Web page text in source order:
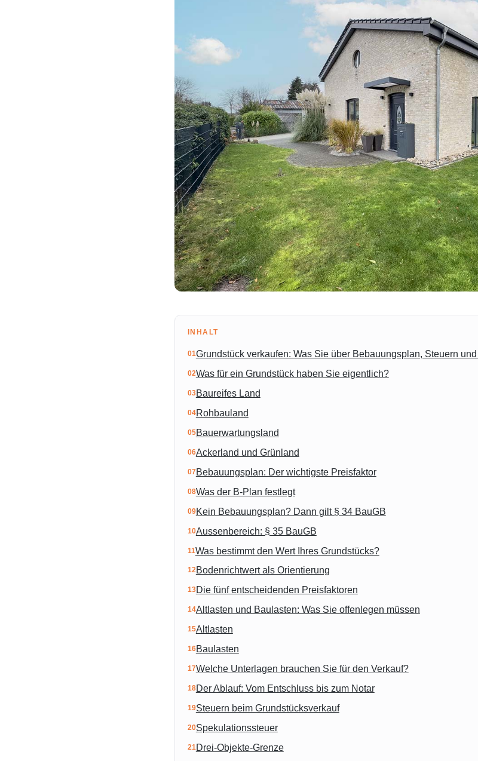
INHALT
Grundstück verkaufen: Was Sie über Bebauungsplan, Steuern
Was für ein Grundstück haben Sie eigentlich?
Baureifes Land
Rohbauland
Bauerwartungsland
Ackerland und Grünland
Bebauungsplan: Der wichtigste Preisfaktor
Was der B-Plan festlegt
Kein Bebauungsplan? Dann gilt § 34 BauGB
Aussenbereich: § 35 BauGB
Was bestimmt den Wert Ihres Grundstücks?
Bodenrichtwert als Orientierung
Die fünf entscheidenden Preisfaktoren
Altlasten und Baulasten: Was Sie offenlegen müssen
Altlasten
Baulasten
Welche Unterlagen brauchen Sie für den Verkauf?
Der Ablauf: Vom Entschluss bis zum Notar
Steuern beim Grundstücksverkauf
Spekulationssteuer
Drei-Objekte-Grenze